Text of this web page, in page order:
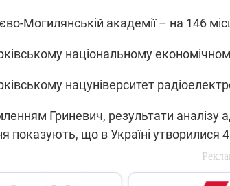
Могилянській академії – на 146
національному
нацуніверситет
Гриневич, результати
показують, що в Україні утворилися 4